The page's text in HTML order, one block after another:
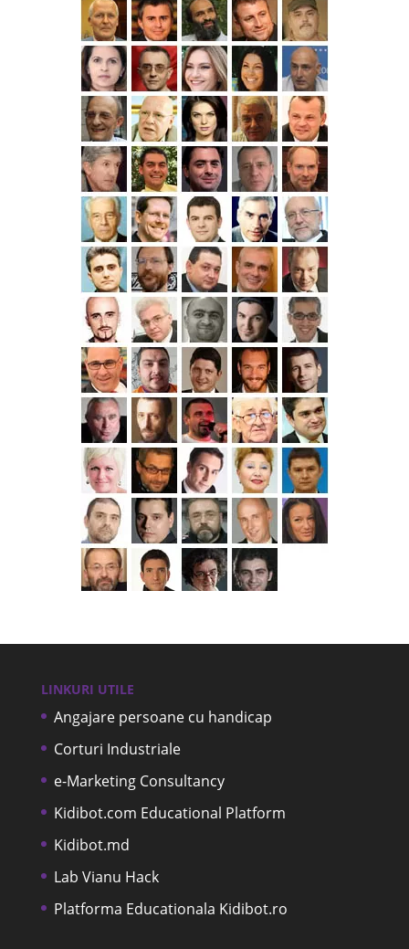
LINKURI UTILE
Angajare persoane cu handicap
Corturi Industriale
e-Marketing Consultancy
Kidibot.com Educational Platform
Kidibot.md
Lab Vianu Hack
Platforma Educationala Kidibot.ro